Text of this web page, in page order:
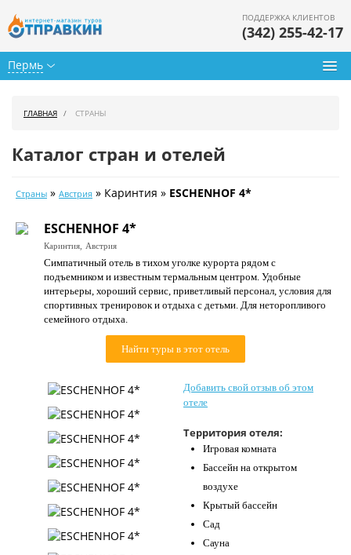
Пермь
ПОДДЕРЖКА КЛИЕНТОВ
(342) 255-42-17
Календарь туров
Цены дня
Страны
Как купить
ГЛАВНАЯ СТРАНЫ
Каталог стран и отелей
Страны » Австрия » Каринтия » ESCHENHOF 4*
ESCHENHOF 4*
Каринтия, Австрия
Симпатичный отель в тихом уголке курорта рядом с
подъемником и известным термальным центром. Удобные
интерьеры, хороший сервис, приветливый персонал, условия для
спортивных тренировок и отдыха с детьми. Для неторопливого
семейного отдыха.
Найти туры в этот отель
Добавить свой отзыв об этом
отеле
Территория отеля:
Игровая комната
Бассейн на открытом
воздухе
Крытый бассейн
Сад
Сауна